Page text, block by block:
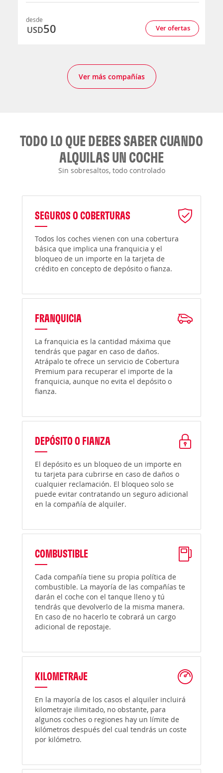
desde
USD50 Ver ofertas
Ver más compañías
TODO LO QUE DEBES SABER CUANDO
ALQUILAS UN COCHE
Sin sobresaltos, todo controlado
SEGUROS O COBERTURAS
Todos los coches vienen con una cobertura
básica que implica una franquicia y el
bloqueo de un importe en la tarjeta de
crédito en concepto de depósito o fianza.
FRANQUICIA
La franquicia es la cantidad máxima que
tendrás que pagar en caso de daños.
Atrápalo te ofrece un servicio de Cobertura
Premium para recuperar el importe de la
franquicia, aunque no evita el depósito o
fianza.
DEPÓSITO O FIANZA
El depósito es un bloqueo de un importe en
tu tarjeta para cubrirse en caso de daños o
cualquier reclamación. El bloqueo solo se
puede evitar contratando un seguro adicional
en la compañía de alquiler.
COMBUSTIBLE
Cada compañía tiene su propia política de
combustible. La mayoría de las compañías te
darán el coche con el tanque lleno y tú
tendrás que devolverlo de la misma manera.
En caso de no hacerlo te cobrará un cargo
adicional de repostaje.
KILOMETRAJE
En la mayoría de los casos el alquiler incluirá
kilometraje ilimitado, no obstante, para
algunos coches o regiones hay un límite de
kilómetros después del cual tendrás un coste
por kilómetro.